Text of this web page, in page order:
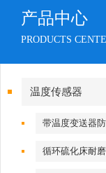
产品中心
PRODUCTS
温度传感器
带温度变送器
（阻）
循环硫化床耐